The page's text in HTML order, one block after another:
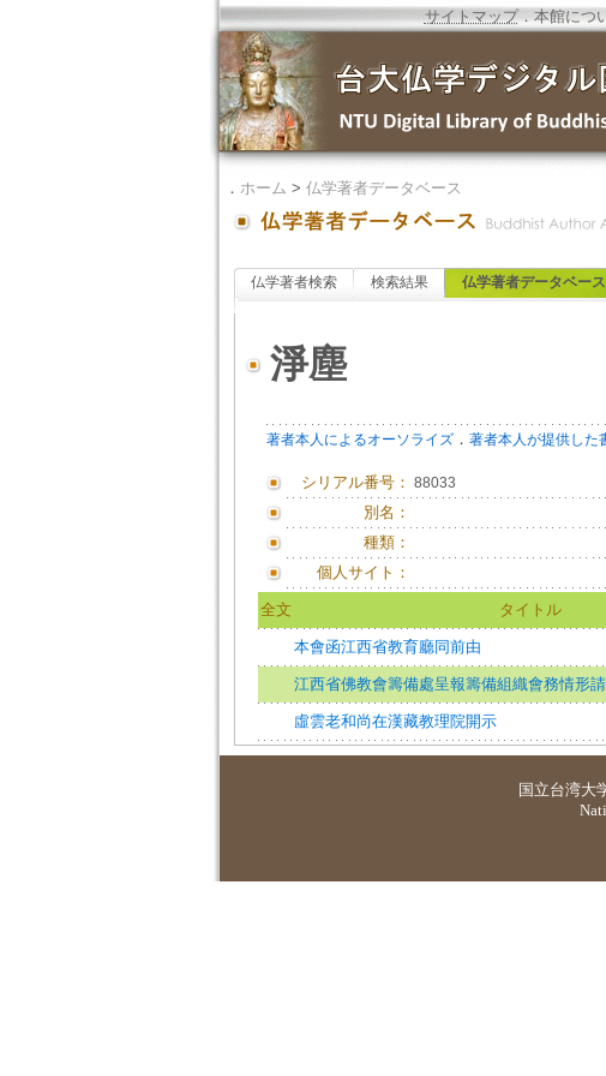
サイトマップ．本館につ
． ホーム > 仏学著者データベース
仏学著者検索 検索結果 仏学著者データベース
淨塵
著者本人によるオーソライズ． 著者本人が提供した
シリアル番号： 88033
別名：
種類：
個人サイト：
全文 タイトル
本會函江西省教育廳同前由
江西省佛教會籌備處呈報籌備組織會務情形
虛雲老和尚在漢藏教理院開示
国立台湾大